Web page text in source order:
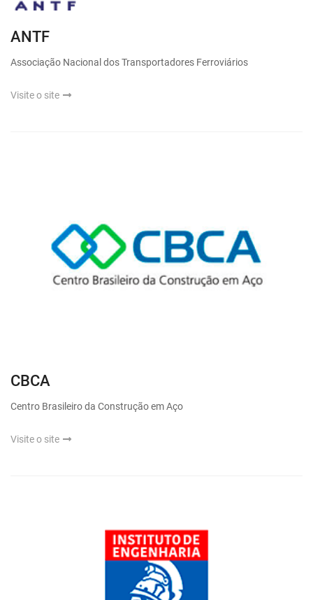
ANTF
Associação Nacional dos Transportadores Ferroviários
Visite o site
CBCA
Centro Brasileiro da Construção em Aço
Visite o site